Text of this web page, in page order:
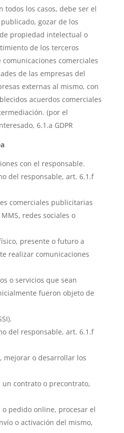
todos los casos, debe ser el
gozar de los
propiedad intelectual o
de los terceros
comunicaciones comerciales
de las empresas del
externas al mismo, con
acuerdos comerciales
(por el
6.1.a GDPR
con el responsable.
del responsable, art. 6.1.f
comerciales publicitarias
redes sociales o
presente o futuro a
realizar comunicaciones
o servicios que sean
fueron objeto de
del responsable, art. 6.1.f
mejorar o desarrollar los
un contrato o precontrato,
o pedido online, procesar el
o activación del mismo,